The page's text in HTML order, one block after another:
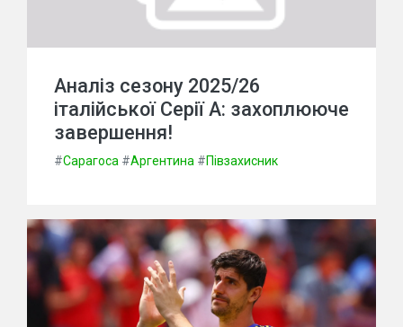
Аналіз сезону 2025/26
італійської Серії А: захоплююче
завершення!
#Сарагоса #Аргентина #Півзахисник